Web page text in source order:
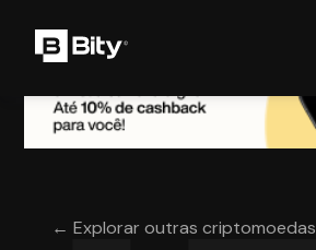
← Explorar outras criptomoedas